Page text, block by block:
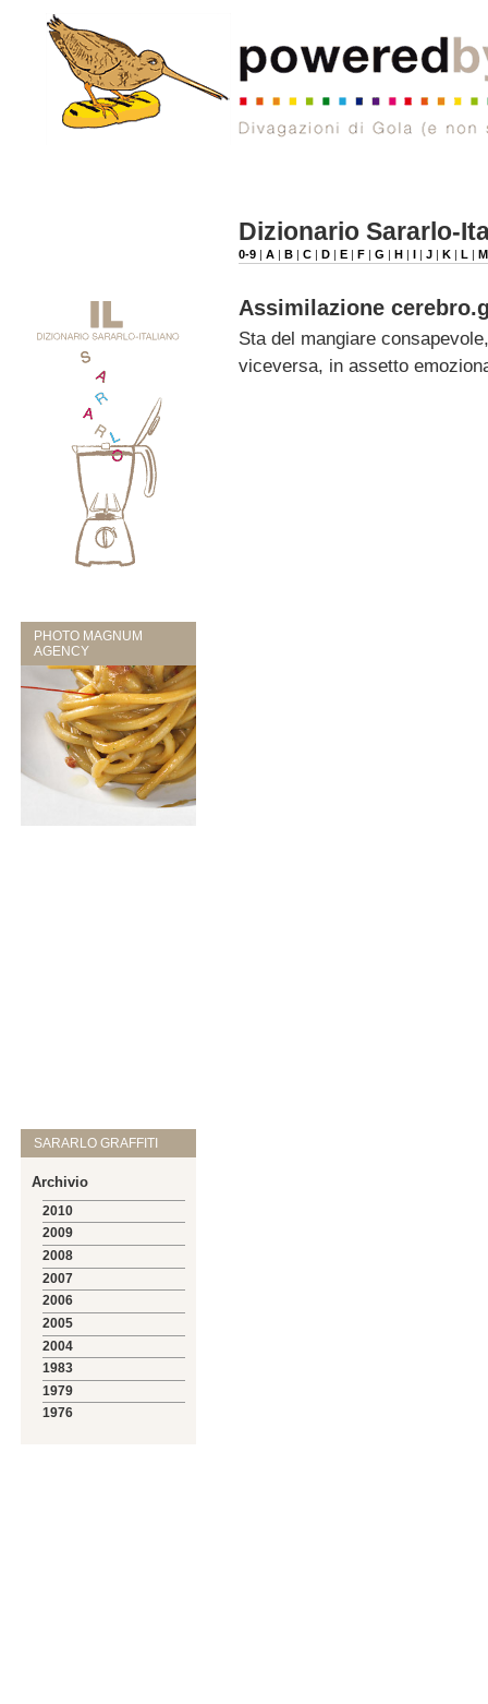
PHOTO MAGNUM
AGENCY
SARARLO GRAFFITI
Archivio
2010
2009
2008
2007
2006
2005
2004
1983
1979
1976
Dizionario Sararlo-
0-9 |A |B |C |D |E |F |G |H |I |J |K |L |M
Assimilazione
Sta del mangiare
viceversa, in assetto